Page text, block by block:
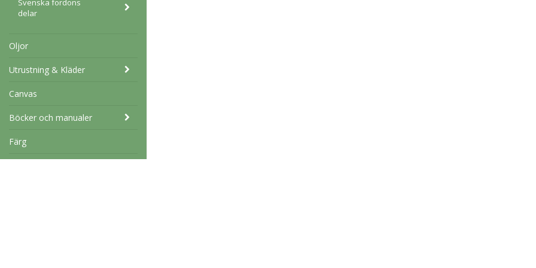
Svenska fordons
delar
Oljor
Utrustning & Kläder
Canvas
Böcker och manualer
Färg